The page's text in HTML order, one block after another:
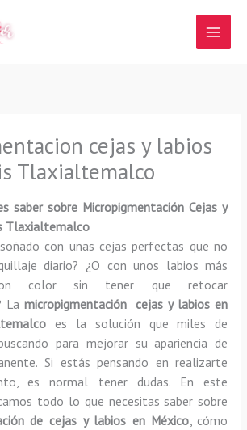
cejas y labios
Tlaxialtemalco
saber sobre Micropigmentación Cejas y
Tlaxialtemalco
con unas cejas perfectas que no
diario? ¿O con unos labios más
color sin tener que retocar
La micropigmentación cejas y labios en
es la solución que miles de
para mejorar su apariencia de
Si estás pensando en realizarte
es normal tener dudas. En este
todo lo que necesitas saber sobre
de cejas y labios en México , cómo